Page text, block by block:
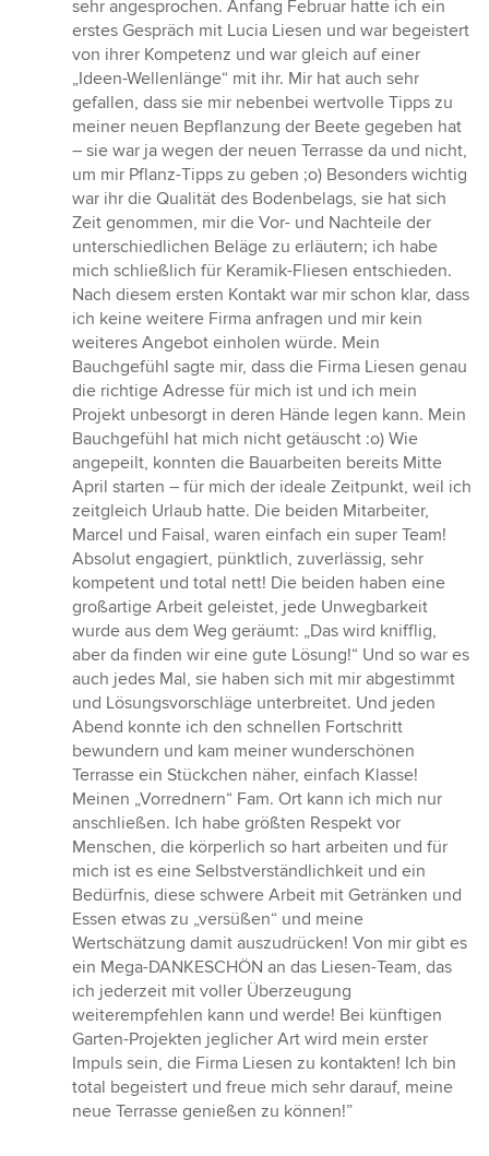
sehr angesprochen. Anfang Februar hatte ich ein
erstes Gespräch mit Lucia Liesen und war begeistert
von ihrer Kompetenz und war gleich auf einer
„Ideen-Wellenlänge“ mit ihr. Mir hat auch sehr
gefallen, dass sie mir nebenbei wertvolle Tipps zu
meiner neuen Bepflanzung der Beete gegeben hat
– sie war ja wegen der neuen Terrasse da und nicht,
um mir Pflanz-Tipps zu geben ;o) Besonders wichtig
war ihr die Qualität des Bodenbelags, sie hat sich
Zeit genommen, mir die Vor- und Nachteile der
unterschiedlichen Beläge zu erläutern; ich habe
mich schließlich für Keramik-Fliesen entschieden.
Nach diesem ersten Kontakt war mir schon klar, dass
ich keine weitere Firma anfragen und mir kein
weiteres Angebot einholen würde. Mein
Bauchgefühl sagte mir, dass die Firma Liesen genau
die richtige Adresse für mich ist und ich mein
Projekt unbesorgt in deren Hände legen kann. Mein
Bauchgefühl hat mich nicht getäuscht :o) Wie
angepeilt, konnten die Bauarbeiten bereits Mitte
April starten – für mich der ideale Zeitpunkt, weil ich
zeitgleich Urlaub hatte. Die beiden Mitarbeiter,
Marcel und Faisal, waren einfach ein super Team!
Absolut engagiert, pünktlich, zuverlässig, sehr
kompetent und total nett! Die beiden haben eine
großartige Arbeit geleistet, jede Unwegbarkeit
wurde aus dem Weg geräumt: „Das wird knifflig,
aber da finden wir eine gute Lösung!“ Und so war es
auch jedes Mal, sie haben sich mit mir abgestimmt
und Lösungsvorschläge unterbreitet. Und jeden
Abend konnte ich den schnellen Fortschritt
bewundern und kam meiner wunderschönen
Terrasse ein Stückchen näher, einfach Klasse!
Meinen „Vorrednern“ Fam. Ort kann ich mich nur
anschließen. Ich habe größten Respekt vor
Menschen, die körperlich so hart arbeiten und für
mich ist es eine Selbstverständlichkeit und ein
Bedürfnis, diese schwere Arbeit mit Getränken und
Essen etwas zu „versüßen“ und meine
Wertschätzung damit auszudrücken! Von mir gibt es
ein Mega-DANKESCHÖN an das Liesen-Team, das
ich jederzeit mit voller Überzeugung
weiterempfehlen kann und werde! Bei künftigen
Garten-Projekten jeglicher Art wird mein erster
Impuls sein, die Firma Liesen zu kontakten! Ich bin
total begeistert und freue mich sehr darauf, meine
neue Terrasse genießen zu können!”